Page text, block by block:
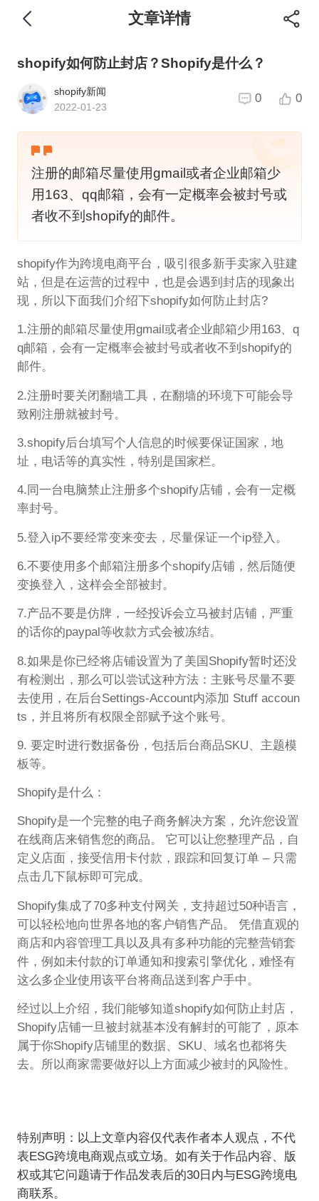
文章详情
shopify如何防止封店？Shopify是什么？
shopify新闻
2022-01-23
0 0
注册的邮箱尽量使用gmail或者企业邮箱少
用163、qq邮箱，会有一定概率会被封号或
者收不到shopify的邮件。
shopify作为跨境电商平台，吸引很多新手卖家入驻建
站，但是在运营的过程中，也是会遇到封店的现象出
现，所以下面我们介绍下shopify如何防止封店?
1.注册的邮箱尽量使用gmail或者企业邮箱少用163、q
q邮箱，会有一定概率会被封号或者收不到shopify的
邮件。
2.注册时要关闭翻墙工具，在翻墙的环境下可能会导
致刚注册就被封号。
3.shopify后台填写个人信息的时候要保证国家，地
址，电话等的真实性，特别是国家栏。
4.同一台电脑禁止注册多个shopify店铺，会有一定概
率封号。
5.登入ip不要经常变来变去，尽量保证一个ip登入。
6.不要使用多个邮箱注册多个shopify店铺，然后随便
变换登入，这样会全部被封。
7.产品不要是仿牌，一经投诉会立马被封店铺，严重
的话你的paypal等收款方式会被冻结。
8.如果是你已经将店铺设置为了美国Shopify暂时还没
有检测出，那么可以尝试这种方法：主账号尽量不要
去使用，在后台Settings-Account内添加 Stuff accoun
ts，并且将所有权限全部赋予这个账号。
9. 要定时进行数据备份，包括后台商品SKU、主题模
板等。
Shopify是什么：
Shopify是一个完整的电子商务解决方案，允许您设置
在线商店来销售您的商品。 它可以让您整理产品，自
定义店面，接受信用卡付款，跟踪和回复订单 – 只需
点击几下鼠标即可完成。
Shopify集成了70多种支付网关，支持超过50种语言，
可以轻松地向世界各地的客户销售产品。 凭借直观的
商店和内容管理工具以及具有多种功能的完整营销套
件，例如未付款的订单通知和搜索引擎优化，难怪有
这么多企业使用该平台将商品送到客户手中。
经过以上介绍，我们能够知道shopify如何防止封店，
Shopify店铺一旦被封就基本没有解封的可能了，原本
属于你Shopify店铺里的数据、SKU、域名也都将失
去。所以商家需要做好以上方面减少被封的风险性。
特别声明：以上文章内容仅代表作者本人观点，不代
表ESG跨境电商观点或立场。如有关于作品内容、版
权或其它问题请于作品发表后的30日内与ESG跨境电
商联系。